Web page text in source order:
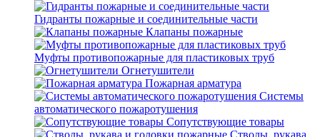
Гидранты пожарные и соединительные части
Клапаны пожарные
Муфты противопожарные для пластиковых труб
Огнетушители
Пожарная арматура
Системы
автоматического пожаротушения
Сопутствующие товары
Стволы, рукава